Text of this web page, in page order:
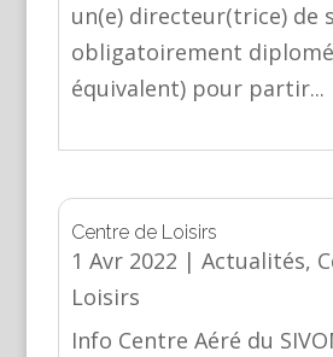
un(e) directeur(trice) de
obligatoirement diplomé
équivalent) pour partir...
Centre de Loisirs
1 Avr 2022 | Actualités,
Loisirs
Info Centre Aéré du